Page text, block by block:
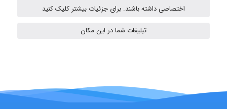
اختصاصی داشته باشند. برای جزئیات بیشتر کلیک کنید
تبلیغات شما در این مکان